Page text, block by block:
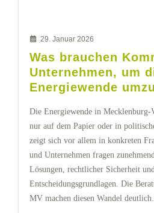
29. Januar 2026
Was brauchen
Unternehmen, um
Energiewende
Die Energiewende in
nur auf dem Papier oder in
zeigt sich vor allem in konkreten
und Unternehmen fragen
Lösungen, rechtlicher Sicherheit
Entscheidungsgrundlagen. Die
MV machen diesen Wandel deutlich.